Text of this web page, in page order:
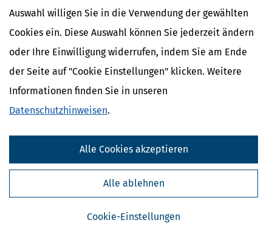
Auswahl willigen Sie in die Verwendung der gewählten
Cookies ein. Diese Auswahl können Sie jederzeit ändern
oder Ihre Einwilligung widerrufen, indem Sie am Ende
der Seite auf "Cookie Einstellungen" klicken. Weitere
Informationen finden Sie in unseren
Datenschutzhinweisen.
Cookie-Einstellungen
Alle ablehnen
Alle Cookies akzeptieren
Steuertipps Selbstständige
Meine Einwilligung kann ich jederzeit durch